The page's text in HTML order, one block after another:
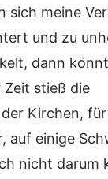
sich meine
und zu
dann
Zeit stieß die
Kirchen,
auf einige
nicht darum